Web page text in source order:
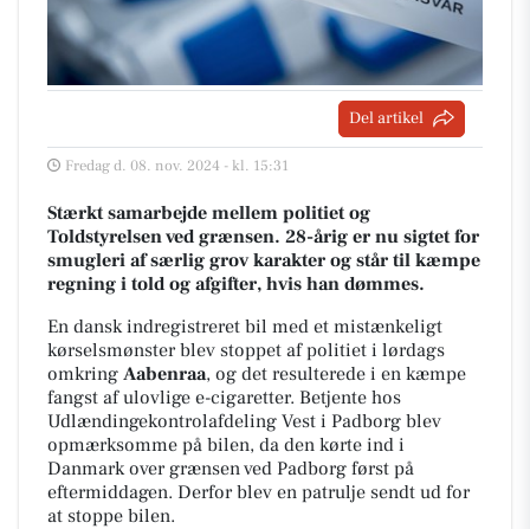
Del artikel
Fredag d. 08. nov. 2024 - kl. 15:31
Stærkt samarbejde mellem politiet og
Toldstyrelsen ved grænsen. 28-årig er nu sigtet for
smugleri af særlig grov karakter og står til kæmpe
regning i told og afgifter, hvis han dømmes.
En dansk indregistreret bil med et mistænkeligt
kørselsmønster blev stoppet af politiet i lørdags
omkring Aabenraa, og det resulterede i en kæmpe
fangst af ulovlige e-cigaretter. Betjente hos
Udlændingekontrolafdeling Vest i Padborg blev
opmærksomme på bilen, da den kørte ind i
Danmark over grænsen ved Padborg først på
eftermiddagen. Derfor blev en patrulje sendt ud for
at stoppe bilen.